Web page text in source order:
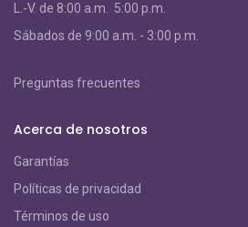
L.-V. de 8:00 a.m. 5:00 p.m.
Sábados de 9:00 a.m. - 3:00 p.m.
Preguntas frecuentes
Acerca de nosotros
Garantías
Políticas de privacidad
Términos de uso